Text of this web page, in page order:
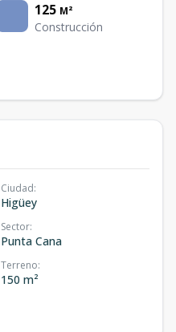
125 M²
Construcción
Ciudad:
Higüey
Sector:
Punta Cana
Terreno:
150 m²